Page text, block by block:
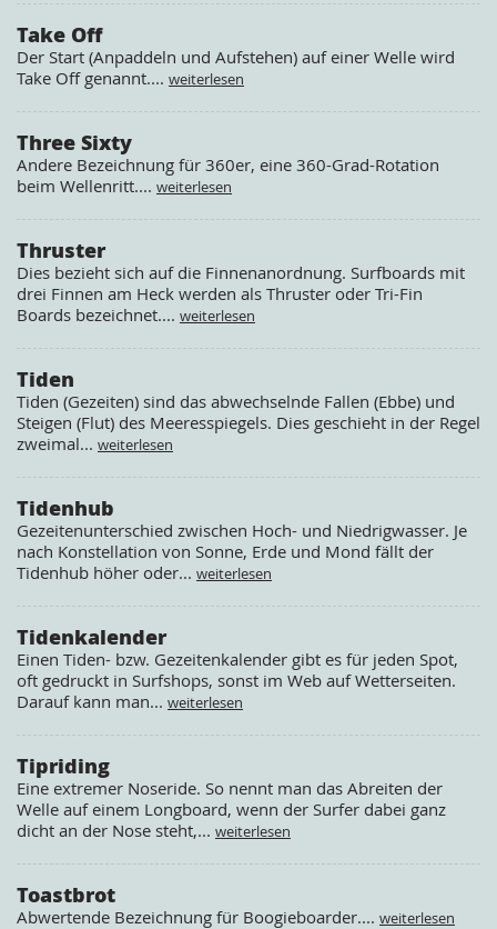
Take Off
Der Start (Anpaddeln und Aufstehen) auf einer Welle wird
Take Off genannt.... weiterlesen
Three Sixty
Andere Bezeichnung für 360er, eine 360-Grad-Rotation
beim Wellenritt.... weiterlesen
Thruster
Dies bezieht sich auf die Finnenanordnung. Surfboards mit
drei Finnen am Heck werden als Thruster oder Tri-Fin
Boards bezeichnet.... weiterlesen
Tiden
Tiden (Gezeiten) sind das abwechselnde Fallen (Ebbe) und
Steigen (Flut) des Meeresspiegels. Dies geschieht in der Regel
zweimal... weiterlesen
Tidenhub
Gezeitenunterschied zwischen Hoch- und Niedrigwasser. Je
nach Konstellation von Sonne, Erde und Mond fällt der
Tidenhub höher oder... weiterlesen
Tidenkalender
Einen Tiden- bzw. Gezeitenkalender gibt es für jeden Spot,
oft gedruckt in Surfshops, sonst im Web auf Wetterseiten.
Darauf kann man... weiterlesen
Tipriding
Eine extremer Noseride. So nennt man das Abreiten der
Welle auf einem Longboard, wenn der Surfer dabei ganz
dicht an der Nose steht,... weiterlesen
Toastbrot
Abwertende Bezeichnung für Boogieboarder.... weiterlesen